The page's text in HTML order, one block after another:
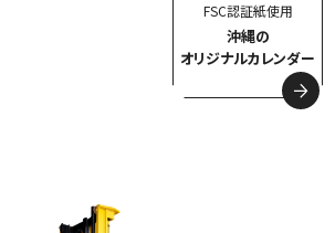
FSC認証紙使用
沖縄の
オリジナルカレンダー